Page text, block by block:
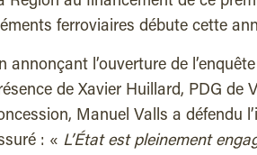
ferroviaires débute cette
annonçant l’ouverture de
de Xavier Huillard, PDG de
Manuel Valls a défendu
: « L’État est pleinement